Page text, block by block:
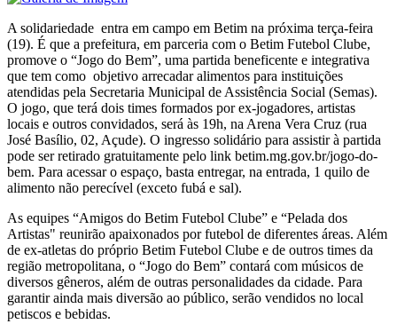
A solidariedade entra em campo em Betim na próxima terça-feira
(19). É que a prefeitura, em parceria com o Betim Futebol Clube,
promove o “Jogo do Bem”, uma partida beneficente e integrativa
que tem como objetivo arrecadar alimentos para instituições
atendidas pela Secretaria Municipal de Assistência Social (Semas).
O jogo, que terá dois times formados por ex-jogadores, artistas
locais e outros convidados, será às 19h, na Arena Vera Cruz (rua
José Basílio, 02, Açude). O ingresso solidário para assistir à partida
pode ser retirado gratuitamente pelo link betim.mg.gov.br/jogo-do-
bem. Para acessar o espaço, basta entregar, na entrada, 1 quilo de
alimento não perecível (exceto fubá e sal).
As equipes “Amigos do Betim Futebol Clube” e “Pelada dos
Artistas" reunirão apaixonados por futebol de diferentes áreas. Além
de ex-atletas do próprio Betim Futebol Clube e de outros times da
região metropolitana, o “Jogo do Bem” contará com músicos de
diversos gêneros, além de outras personalidades da cidade. Para
garantir ainda mais diversão ao público, serão vendidos no local
petiscos e bebidas.